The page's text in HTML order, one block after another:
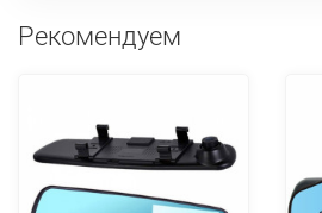
Рекомендуем